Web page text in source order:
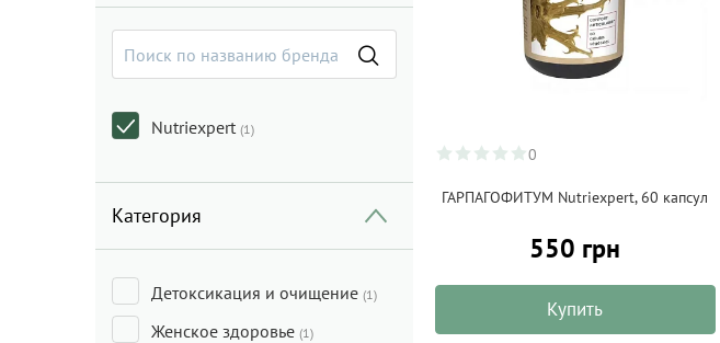
Nutriexpert (1)
Категория
Детоксикация и очищение (1)
Женское здоровье (1)
0
ГАРПАГОФИТУМ Nutriexpert, 60 капсул
550 грн
Купить